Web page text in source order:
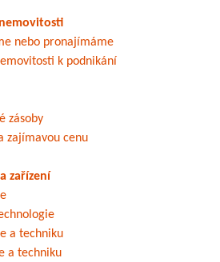
nebo pronajímáme
k podnikání
zásoby
zajímavou cenu
zařízení
a techniku
a techniku